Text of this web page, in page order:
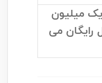
میلیون
رایگان می